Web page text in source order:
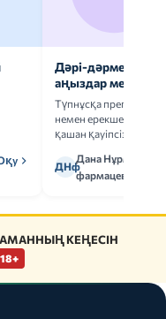
Дәрі-дәрмек
аңыздар мен
Түпнұсқа
немен ерекшеленеді
қашан қауіпсіз.
ДНф
Дана
фармацевт
КЕҢЕСІН
18+